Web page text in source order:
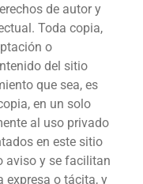
de autor y
Toda copia,
o
del sitio
que sea, es
en un solo
al uso privado
en este sitio
aviso y se facilitan
expresa o tácita, y